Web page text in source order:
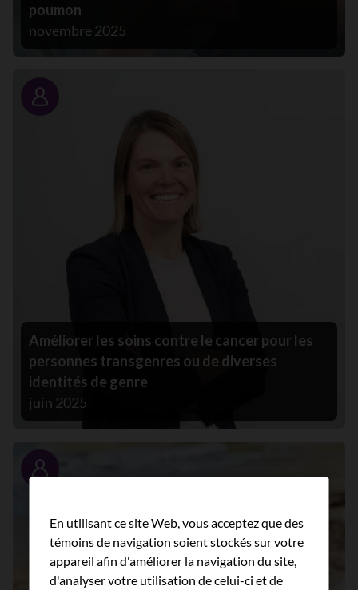
poumon
novembre 2025
Portrait
Améliorer les soins contre le cancer pour les
personnes transgenres ou de diverses
identités de genre
juin 2025
Portrait
En utilisant ce site Web, vous acceptez que des
témoins de navigation soient stockés sur votre
appareil afin d'améliorer la navigation du site,
d'analyser votre utilisation de celui-ci et de